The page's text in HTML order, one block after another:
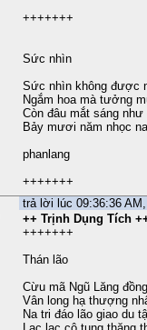
+++++++
Sức nhìn
Sức nhìn không được
Ngắm hoa mà tưởng
Còn đâu mắt sáng như
Bảy mươi năm nhọc
phanlang
+++++++
trả lời lúc 09:36:36
++ Trịnh Dụng Tích
+++++++
Thán lão
Cừu mã Ngũ Lăng
Vân long hạ thượng
Na tri đáo lão giao du